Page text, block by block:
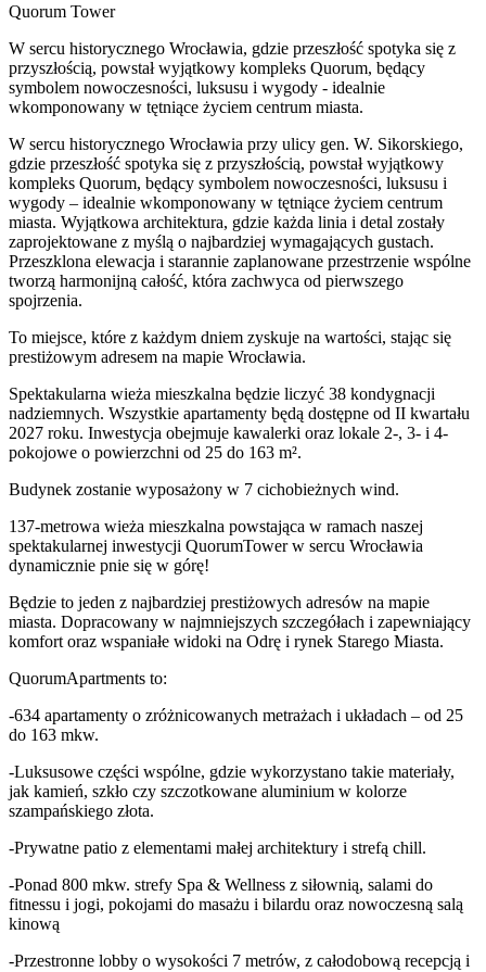
Quorum Tower
W sercu historycznego Wrocławia, gdzie przeszłość spotyka się z
przyszłością, powstał wyjątkowy kompleks Quorum, będący
symbolem nowoczesności, luksusu i wygody - idealnie
wkomponowany w tętniące życiem centrum miasta.
W sercu historycznego Wrocławia przy ulicy gen. W. Sikorskiego,
gdzie przeszłość spotyka się z przyszłością, powstał wyjątkowy
kompleks Quorum, będący symbolem nowoczesności, luksusu i
wygody – idealnie wkomponowany w tętniące życiem centrum
miasta. Wyjątkowa architektura, gdzie każda linia i detal zostały
zaprojektowane z myślą o najbardziej wymagających gustach.
Przeszklona elewacja i starannie zaplanowane przestrzenie wspólne
tworzą harmonijną całość, która zachwyca od pierwszego
spojrzenia.
To miejsce, które z każdym dniem zyskuje na wartości, stając się
prestiżowym adresem na mapie Wrocławia.
Spektakularna wieża mieszkalna będzie liczyć 38 kondygnacji
nadziemnych. Wszystkie apartamenty będą dostępne od II kwartału
2027 roku. Inwestycja obejmuje kawalerki oraz lokale 2-, 3- i 4-
pokojowe o powierzchni od 25 do 163 m².
Budynek zostanie wyposażony w 7 cichobieżnych wind.
137-metrowa wieża mieszkalna powstająca w ramach naszej
spektakularnej inwestycji QuorumTower w sercu Wrocławia
dynamicznie pnie się w górę!
Będzie to jeden z najbardziej prestiżowych adresów na mapie
miasta. Dopracowany w najmniejszych szczegółach i zapewniający
komfort oraz wspaniałe widoki na Odrę i rynek Starego Miasta.
QuorumApartments to:
-634 apartamenty o zróżnicowanych metrażach i układach – od 25
do 163 mkw.
-Luksusowe części wspólne, gdzie wykorzystano takie materiały,
jak kamień, szkło czy szczotkowane aluminium w kolorze
szampańskiego złota.
-Prywatne patio z elementami małej architektury i strefą chill.
-Ponad 800 mkw. strefy Spa & Wellness z siłownią, salami do
fitnessu i jogi, pokojami do masażu i bilardu oraz nowoczesną salą
kinową
-Przestronne lobby o wysokości 7 metrów, z całodobową recepcją i